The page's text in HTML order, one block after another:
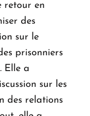
retour en
des
sur le
prisonniers
Elle a
sur les
des relations